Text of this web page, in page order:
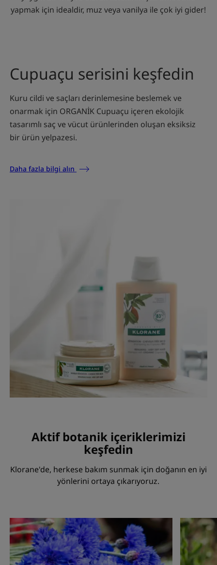
yapmak için idealdir, muz veya vanilya ile çok iyi gider!
Cupuaçu serisini keşfedin
Kuru cildi ve saçları derinlemesine beslemek ve
onarmak için ORGANİK Cupuaçu içeren ekolojik
tasarımlı saç ve vücut ürünlerinden oluşan eksiksiz
bir ürün yelpazesi.
Daha fazla bilgi alın
Aktif botanik içeriklerimizi
keşfedin
Klorane'de, herkese bakım sunmak için doğanın en iyi
yönlerini ortaya çıkarıyoruz.